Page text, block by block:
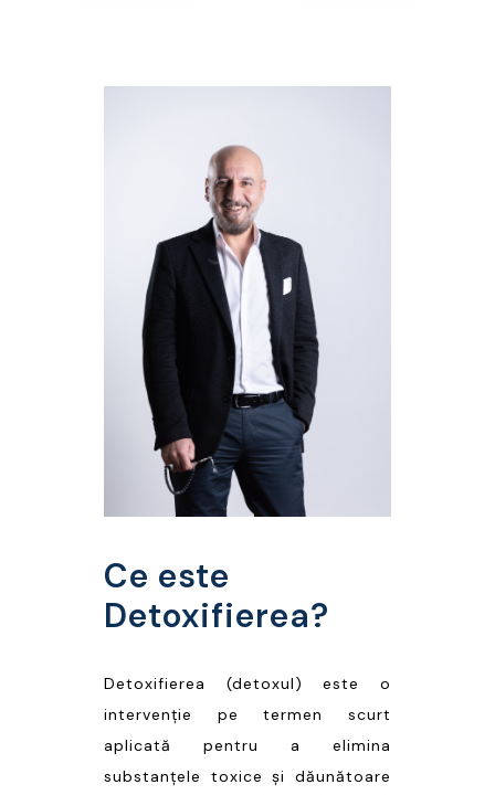
Ce este
Detoxifierea?
Detoxifierea (detoxul) este o
intervenție pe termen scurt
aplicată pentru a elimina
substanțele toxice și dăunătoare